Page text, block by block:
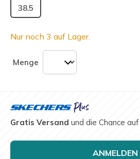
38.5
Nur noch 3 auf Lager.
Menge
Gratis Versand und die Chance auf
ANMELDEN